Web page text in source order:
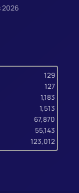
2026
129
127
1,183
1,513
67,870
55,143
123,012